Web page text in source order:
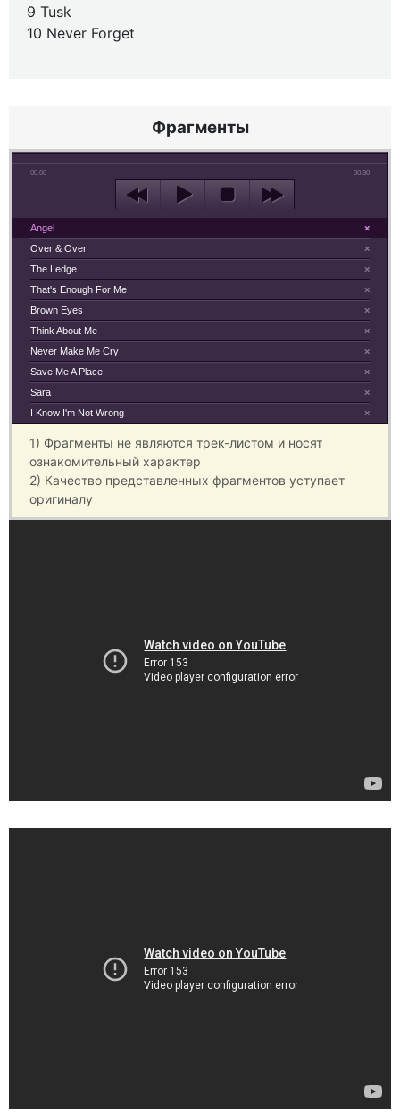
9 Tusk
10 Never Forget
Фрагменты
00:00 00:30
×
Angel
×
Over & Over
×
The Ledge
×
That's Enough For Me
×
Brown Eyes
×
Think About Me
×
Never Make Me Cry
×
Save Me A Place
×
Sara
×
I Know I'm Not Wrong
1) Фрагменты не являются трек-листом и носят
ознакомительный характер
2) Качество представленных фрагментов уступает
оригиналу